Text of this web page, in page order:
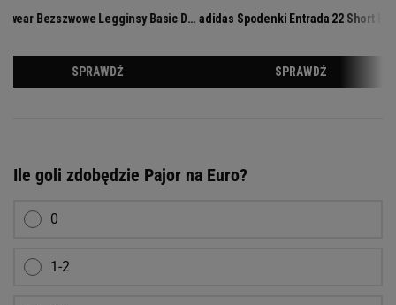
Ile goli zdobędzie Pajor na Euro?
0
1-2